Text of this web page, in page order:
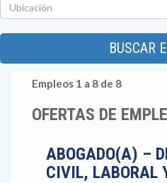
BUSCAR
Empleos 1 a 8 de 8
OFERTAS DE
ABOGADO(A) –
CIVIL, LABORAL